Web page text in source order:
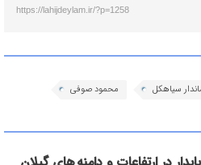
https://lahijdeylam.ir/?p=1258
سیاهکل محمود صوفی